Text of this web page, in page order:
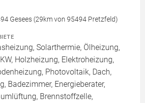
Gesees (29km von 95494 Pretzfeld)
Solarthermie, Ölheizung,
Holzheizung, Elektroheizung,
Photovoltaik, Dach,
Badezimmer, Energieberater,
Brennstoffzelle,